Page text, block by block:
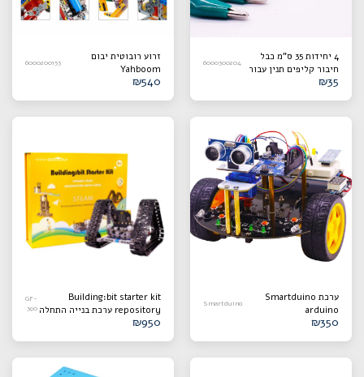
4 יחידות 35 ס"מ כבל
חיבור קליפים תנין עבור
BBC micro:bit
6000300204
₪35
זרוע רובוטית יבום
Yahboom
programmable Arm:bit
6000200153
₪540
ערכת Smartduino
arduino
Smartduino
₪350
Building:bit starter kit
repository ערכת בנייה התחלה
של יסודות התכנות של מיקרוביט
GF-
390
₪950